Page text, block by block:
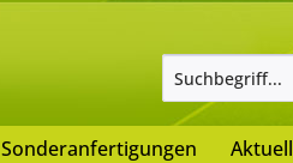
Sonderanfertigungen Aktuell